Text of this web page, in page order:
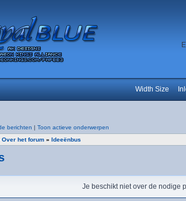
Width Size
berichten | Toon actieve onderwerpen
Over het forum» Ideeënbus
Je beschikt niet over de nodige